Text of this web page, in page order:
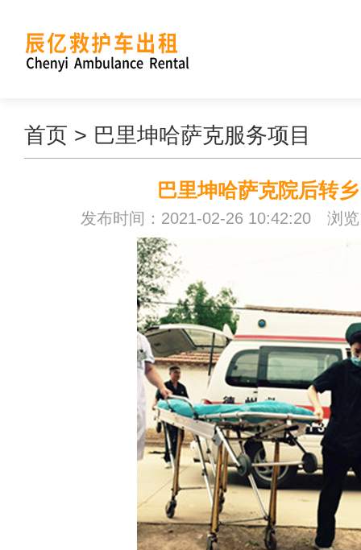
首页 > 巴里坤哈萨克服务项目
巴里坤哈萨克院后转乡
发布时间：2021-02-26 10:42:20 浏览